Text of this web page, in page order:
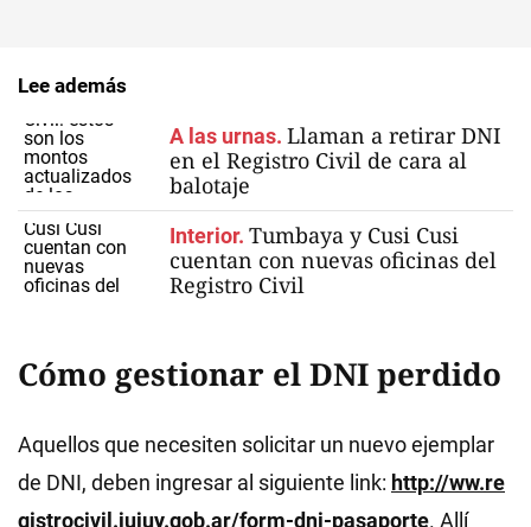
Lee además
A las urnas. Llaman a retirar DNI
en el Registro Civil de cara al
balotaje
Interior. Tumbaya y Cusi Cusi
cuentan con nuevas oficinas del
Registro Civil
Cómo gestionar el DNI perdido
Aquellos que necesiten solicitar un nuevo ejemplar
de DNI, deben ingresar al siguiente link: http://ww.re
gistrocivil.jujuy.gob.ar/form-dni-pasaporte. Allí